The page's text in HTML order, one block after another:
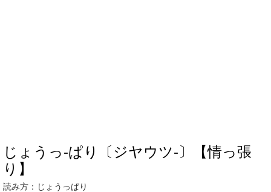
じょうっ‐ぱり〔ジヤウツ‐〕【情っ張
り】
読み方：じょうっぱり